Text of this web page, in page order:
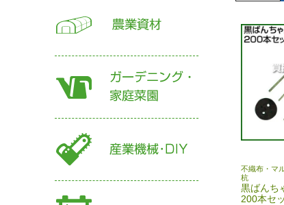
不織布・マ
杭
黒ばんち
200本セ